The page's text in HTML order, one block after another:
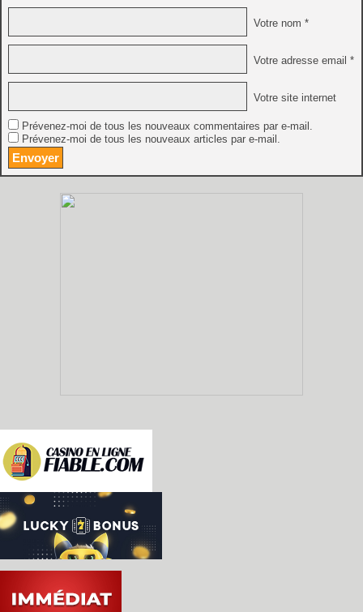
Votre nom *
Votre adresse email *
Votre site internet
Prévenez-moi de tous les nouveaux commentaires par e-mail.
Prévenez-moi de tous les nouveaux articles par e-mail.